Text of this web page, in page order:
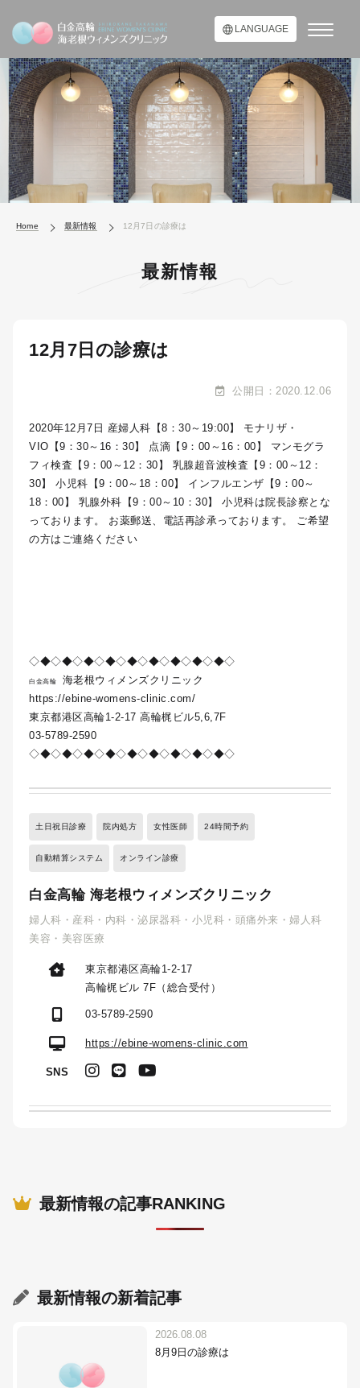
LANGUAGE
Home 最新情報 12月7日の診療は
最新情報
12月7日の診療は
公開日：2020.12.06
2020年12月7日 産婦人科【8：30～19:00】 モナリザ・
VIO【9：30～16：30】 点滴【9：00～16：00】 マンモグラ
フィ検査【9：00～12：30】 乳腺超音波検査【9：00～12：
30】 小児科【9：00～18：00】 インフルエンザ【9：00～
18：00】 乳腺外科【9：00～10：30】 小児科は院長診察とな
っております。 お薬郵送、電話再診承っております。 ご希望
の方はご連絡ください
◇◆◇◆◇◆◇◆◇◆◇◆◇◆◇◆◇◆◇
白金高輪
海老根ウィメンズクリニック
https://ebine-womens-clinic.com/
東京都港区高輪1-2-17 高輪梶ビル5,6,7F
03-5789-2590
◇◆◇◆◇◆◇◆◇◆◇◆◇◆◇◆◇◆◇
土日祝日診療 院内処方 女性医師 24時間予約
自動精算システム オンライン診療
白金高輪 海老根ウィメンズクリニック
婦人科・産科・内科・泌尿器科・小児科・頭痛外来・婦人科
美容・美容医療
東京都港区高輪1-2-17
高輪梶ビル 7F（総合受付）
03-5789-2590
https://ebine-womens-clinic.com
SNS
最新情報の記事RANKING
最新情報の新着記事
2026.08.08
8月9日の診療は